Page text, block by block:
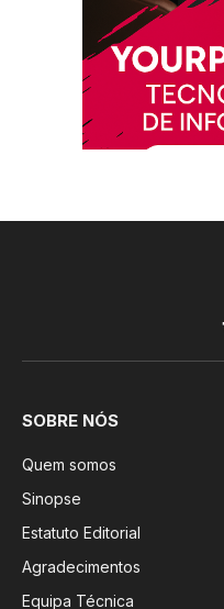
SOBRE NÓS
Quem somos
Sinopse
Estatuto Editorial
Agradecimentos
Equipa Técnica